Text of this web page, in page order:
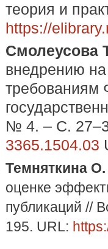
теория и
https://
Смолеусова
внедрению на
требованиям
№ 4. – С.
3365.1504.03
Темняткина
оценке
публикаций //
195. URL: